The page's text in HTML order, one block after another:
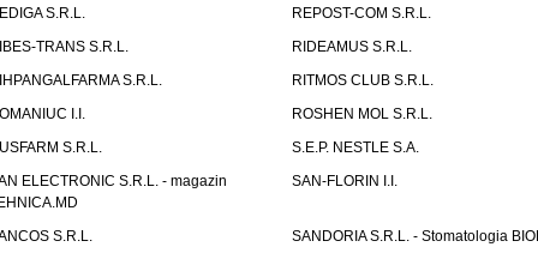
S.R.L.
REPOST-COM S.R.L.
TRANS S.R.L.
RIDEAMUS S.R.L.
S.R.L.
RITMOS CLUB S.R.L.
I.I.
ROSHEN MOL S.R.L.
S.R.L.
S.E.P. NESTLE S.A.
ELECTRONIC S.R.L. - magazin
SAN-FLORIN I.I.
S.R.L.
SANDORIA S.R.L. - Stomatologia